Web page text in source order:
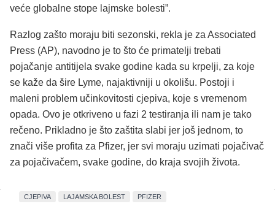
veće globalne stope lajmske bolesti”.
Razlog zašto moraju biti sezonski, rekla je za Associated
Press (AP), navodno je to što će primatelji trebati
pojačanje antitijela svake godine kada su krpelji, za koje
se kaže da šire Lyme, najaktivniji u okolišu. Postoji i
maleni problem učinkovitosti cjepiva, koje s vremenom
opada. Ovo je otkriveno u fazi 2 testiranja ili nam je tako
rečeno. Prikladno je što zaštita slabi jer još jednom, to
znači više profita za Pfizer, jer svi moraju uzimati pojačivač
za pojačivačem, svake godine, do kraja svojih života.
CJEPIVA LAJAMSKA BOLEST PFIZER